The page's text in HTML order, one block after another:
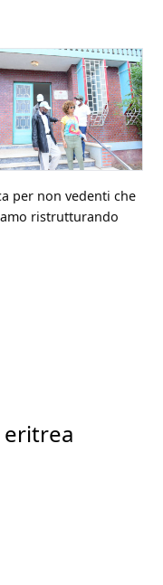
per non vedenti che
ristrutturando
eritrea